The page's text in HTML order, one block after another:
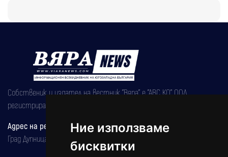
Ние използваме
бисквитки
Собственик и издател на вестник "Вяра" е "АВС КО" ООД,
регистрирана на 08.05.2002 година.
Адрес на редакцията
Град Дупница, ул.''Христо Ботев" 43